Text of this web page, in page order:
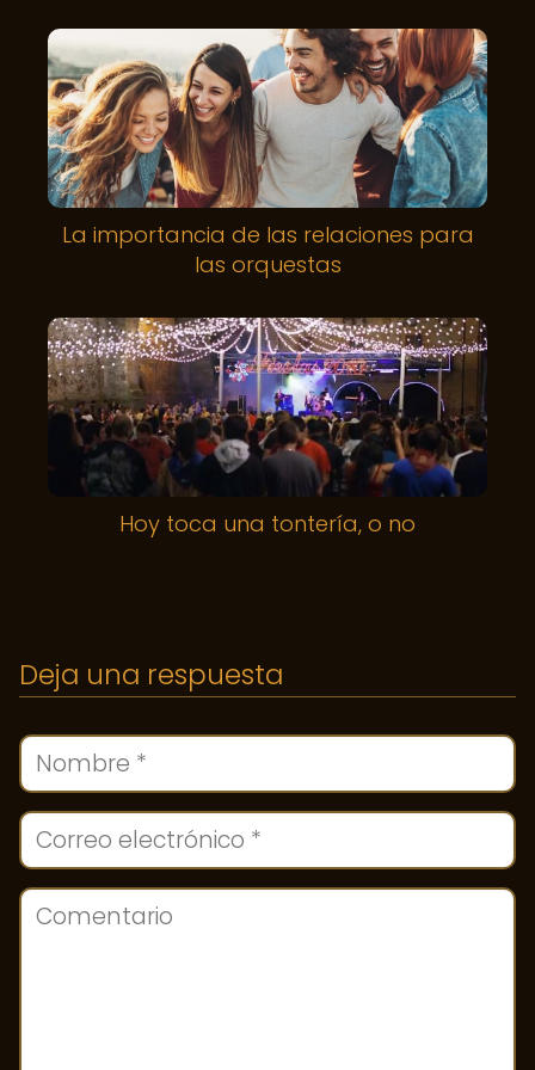
La importancia de las relaciones para
las orquestas
Hoy toca una tontería, o no
Deja una respuesta